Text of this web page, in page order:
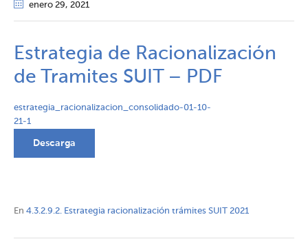
enero 29, 2021
Estrategia de Racionalización
de Tramites SUIT – PDF
estrategia_racionalizacion_consolidado-01-10-
21-1
Descarga
En 4.3.2.9.2. Estrategia racionalización trámites SUIT 2021